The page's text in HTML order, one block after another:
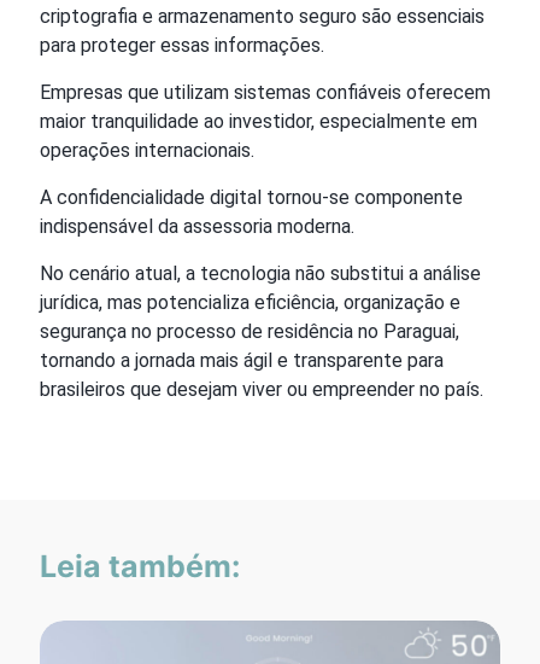
criptografia e armazenamento seguro são essenciais
para proteger essas informações.
Empresas que utilizam sistemas confiáveis oferecem
maior tranquilidade ao investidor, especialmente em
operações internacionais.
A confidencialidade digital tornou-se componente
indispensável da assessoria moderna.
No cenário atual, a tecnologia não substitui a análise
jurídica, mas potencializa eficiência, organização e
segurança no processo de residência no Paraguai,
tornando a jornada mais ágil e transparente para
brasileiros que desejam viver ou empreender no país.
Leia também: